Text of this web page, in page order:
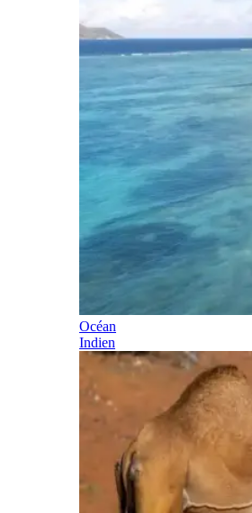
Océan
Indien